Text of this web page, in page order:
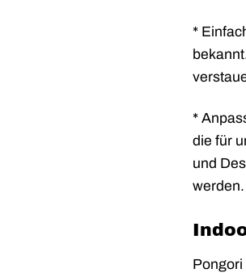
*
*
die für
und
werden.
Pongori